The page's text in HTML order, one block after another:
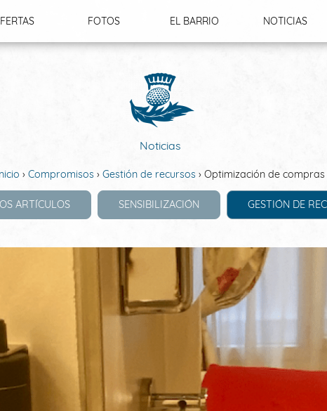
FOTOS EL BARRIO NOTICIAS
Noticias
Compromisos Gestión de recursos Optimización de compras
ARTÍCULOS SENSIBILIZACIÓN GESTIÓN DE